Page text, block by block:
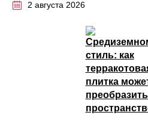
2 августа 2026